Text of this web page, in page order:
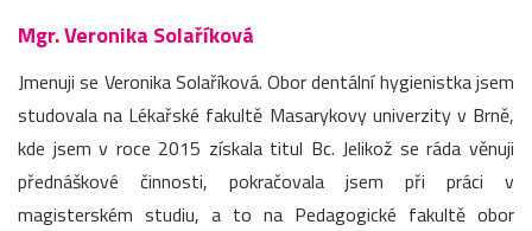
Mgr. Veronika Solaříková
Jmenuji se Veronika Solaříková. Obor dentální hygienistka jsem
studovala na Lékařské fakultě Masarykovy univerzity v Brně,
kde jsem v roce 2015 získala titul Bc. Jelikož se ráda věnuji
přednáškové činnosti, pokračovala jsem při práci v
magisterském studiu, a to na Pedagogické fakultě obor